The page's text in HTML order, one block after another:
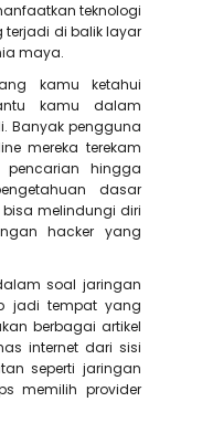
teknologi
di balik layar
maya.
kamu ketahui
kamu dalam
Banyak pengguna
mereka terekam
hingga
dasar
melindungi diri
hacker yang
soal jaringan
jadi tempat yang
berbagai artikel
internet dari sisi
seperti jaringan
memilih provider